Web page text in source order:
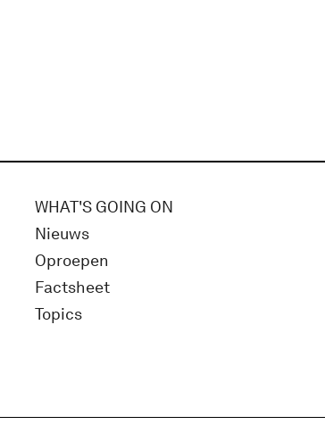
WHAT'S GOING ON
Nieuws
Oproepen
Factsheet
Topics